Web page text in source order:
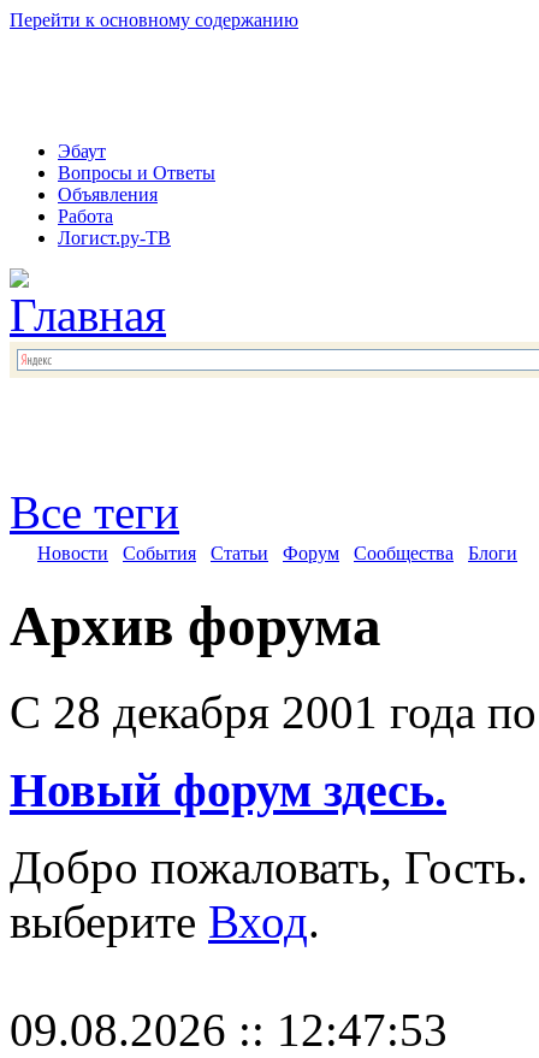
Перейти к основному содержанию
Эбаут
Вопросы и Ответы
Объявления
Работа
Логист.ру-ТВ
Все теги
Новости События Статьи Форум Сообщества Блоги
Архив форума
С 28 декабря 2001 года
Новый форум здесь.
Добро пожаловать,
выберите Вход.
09.08.2026 :: 12:47:53